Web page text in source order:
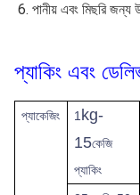
6. পানীয় এবং মিছরি জন্য
প্যাকিং এবং
প্যাকেজিং 1kg-
15কেজি
প্যাকিং